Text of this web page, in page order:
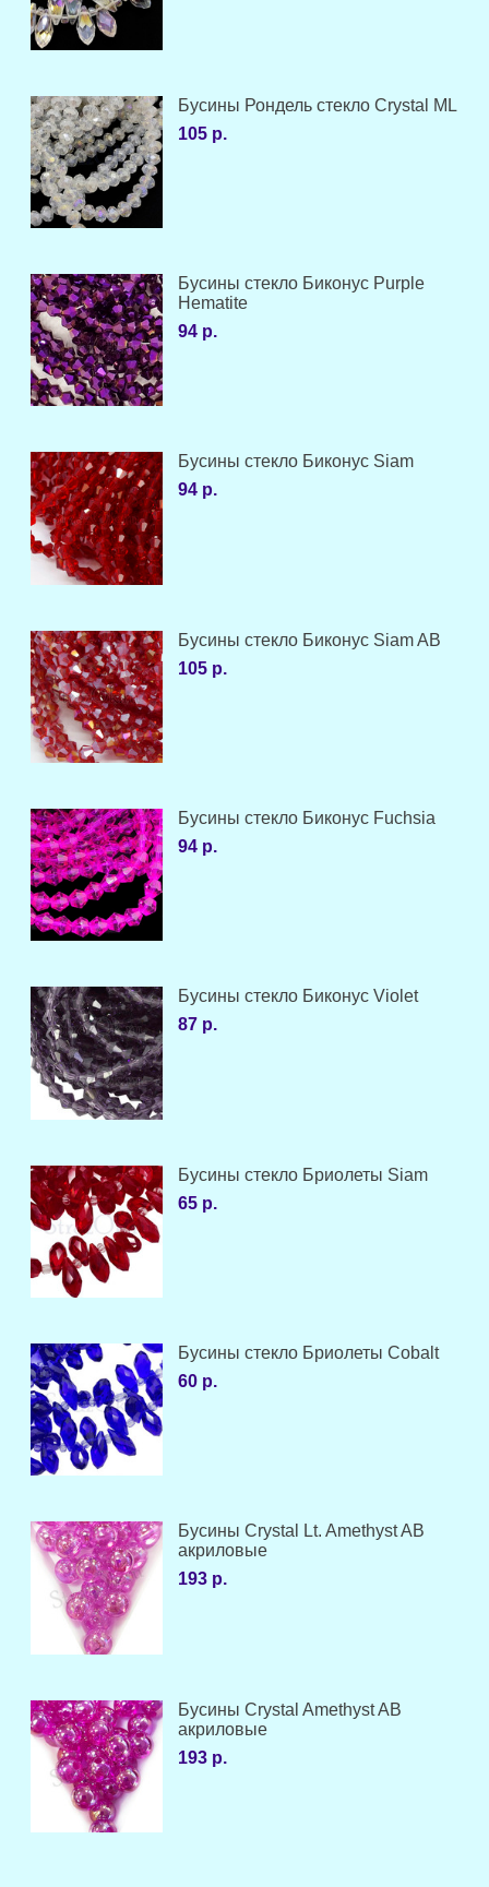
Бусины Рондель стекло Crystal ML
105 р.
Бусины стекло Биконус Purple
Hematite
94 р.
Бусины стекло Биконус Siam
94 р.
Бусины стекло Биконус Siam AB
105 р.
Бусины стекло Биконус Fuchsia
94 р.
Бусины стекло Биконус Violet
87 р.
Бусины стекло Бриолеты Siam
65 р.
Бусины стекло Бриолеты Cobalt
60 р.
Бусины Crystal Lt. Amethyst AB
акриловые
193 р.
Бусины Crystal Amethyst AB
акриловые
193 р.